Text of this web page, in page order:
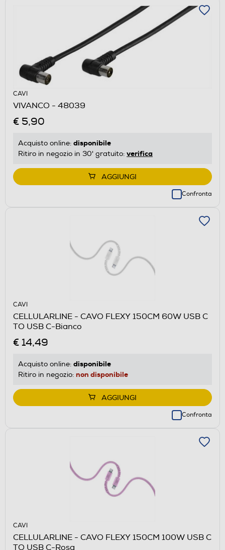
CAVI
VIVANCO - 48039
€ 5,90
Acquisto online: disponibile
Ritiro in negozio in 30' gratuito: verifica
AGGIUNGI
Confronta
CAVI
CELLULARLINE - CAVO FLEXY 150CM 60W USB C
TO USB C-Bianco
€ 14,49
Acquisto online: disponibile
Ritiro in negozio: non disponibile
AGGIUNGI
Confronta
CAVI
CELLULARLINE - CAVO FLEXY 150CM 100W USB C
TO USB C-Rosa